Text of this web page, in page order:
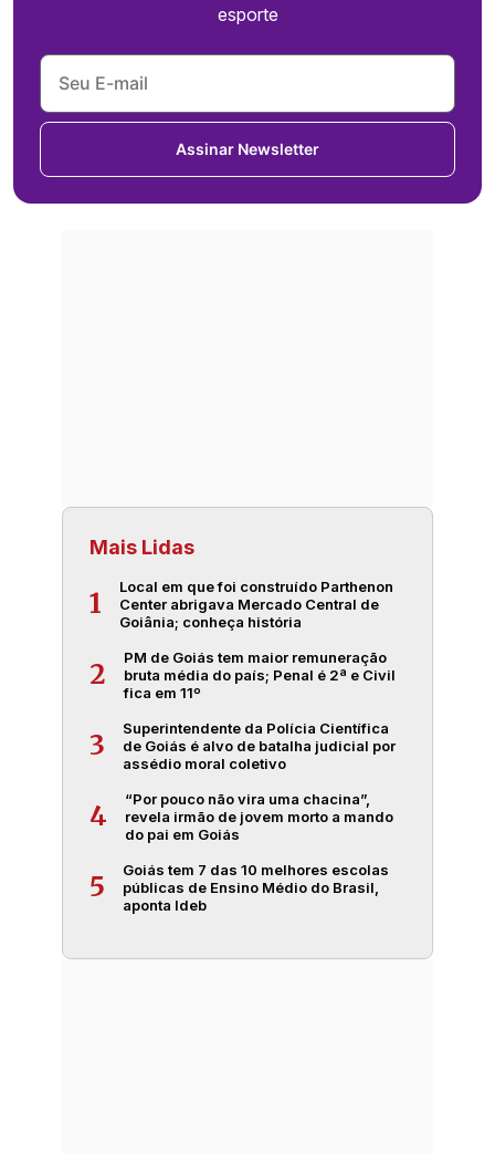
esporte
Assinar Newsletter
Mais Lidas
1
Local em que foi construído Parthenon
Center abrigava Mercado Central de
Goiânia; conheça história
2
PM de Goiás tem maior remuneração
bruta média do país; Penal é 2ª e Civil
fica em 11º
3
Superintendente da Polícia Científica
de Goiás é alvo de batalha judicial por
assédio moral coletivo
4
“Por pouco não vira uma chacina”,
revela irmão de jovem morto a mando
do pai em Goiás
5
Goiás tem 7 das 10 melhores escolas
públicas de Ensino Médio do Brasil,
aponta Ideb